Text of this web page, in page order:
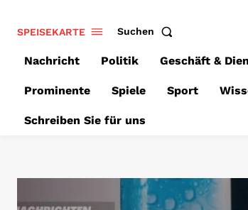
SPEISEKARTE Suchen
Nachricht Politik Geschäft &
Prominente Spiele Sport
Schreiben Sie für uns